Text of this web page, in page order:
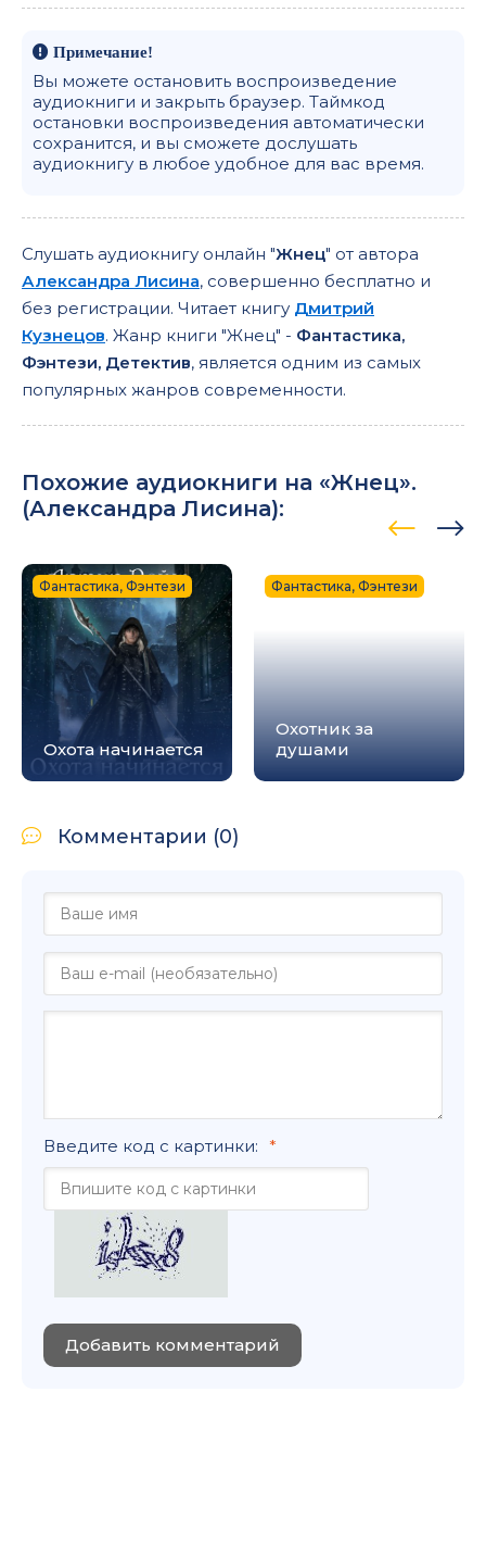
Примечание!
Вы можете остановить воспроизведение
аудиокниги и закрыть браузер. Таймкод
остановки воспроизведения автоматически
сохранится, и вы сможете дослушать
аудиокнигу в любое удобное для вас время.
Слушать аудиокнигу онлайн "Жнец" от автора
Александра Лисина, совершенно бесплатно и
без регистрации. Читает книгу Дмитрий
Кузнецов. Жанр книги "Жнец" - Фантастика,
Фэнтези, Детектив, является одним из самых
популярных жанров современности.
Похожие аудиокниги на «Жнец».
(Александра Лисина):
Охота начинается
Фантастика, Фэнтези
Охотник за
душами
Фантастика, Фэнтези
Комментарии (0)
Введите код с картинки:
Добавить комментарий